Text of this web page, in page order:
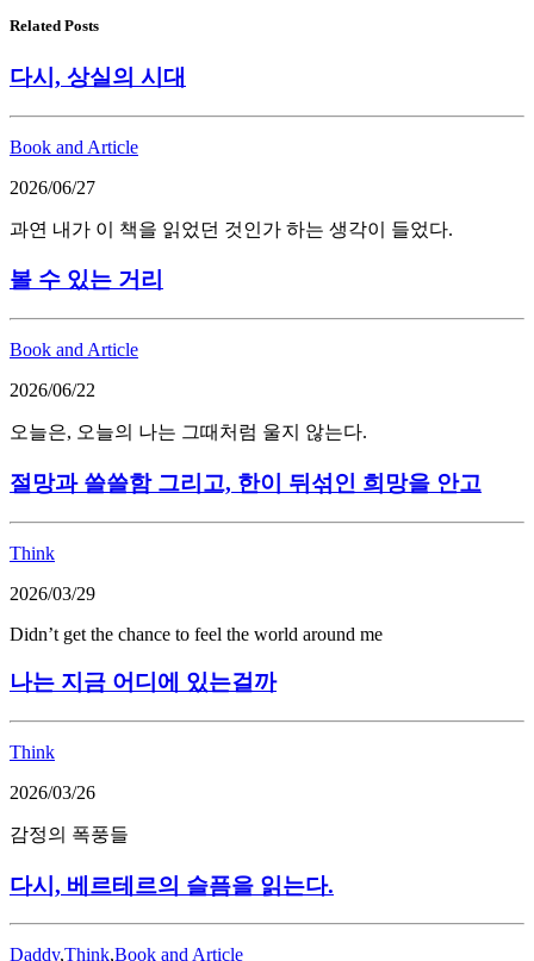
Related Posts
다시, 상실의 시대
Book and Article
2026/06/27
과연 내가 이 책을 읽었던 것인가 하는 생각이 들었다.
볼 수 있는 거리
Book and Article
2026/06/22
오늘은, 오늘의 나는 그때처럼 울지 않는다.
절망과 쓸쓸함 그리고, 한이 뒤섞인 희망을 안고
Think
2026/03/29
Didn’t get the chance to feel the world around me
나는 지금 어디에 있는걸까
Think
2026/03/26
감정의 폭풍들
다시, 베르테르의 슬픔을 읽는다.
Daddy,Think,Book and Article